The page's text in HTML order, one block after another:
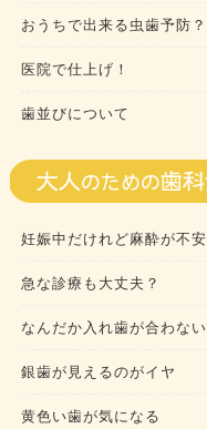
おうちで出来る虫歯予防？
医院で仕上げ！
歯並びについて
妊娠中だけれど麻酔が不安
急な診療も大丈夫？
なんだか入れ歯が合わない
銀歯が見えるのがイヤ
黄色い歯が気になる